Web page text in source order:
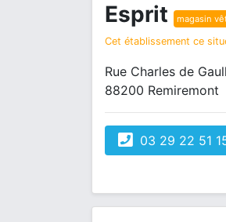
Esprit magasin
Cet établissement ce
Rue Charles de
88200 Remiremont
03 29 22 51